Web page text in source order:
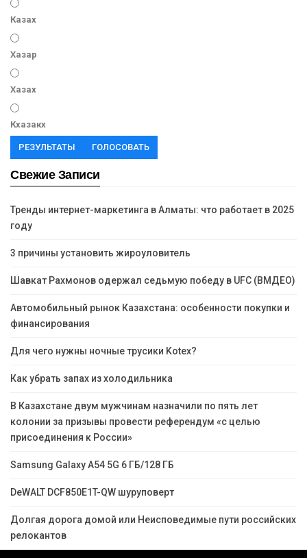
Казах
Хазар
Хазах
Кхазакх
РЕЗУЛЬТАТЫ ГОЛОСОВАТЬ
Свежие Записи
Тренды интернет-маркетинга в Алматы: что работает в 2025
году
3 причины установить жироуловитель
Шавкат Рахмонов одержал седьмую победу в UFC (ВМДЕО)
Автомобильный рынок Казахстана: особенности покупки и
финансирования
Для чего нужны ночные трусики Kotex?
Как убрать запах из холодильника
В Казахстане двум мужчинам назначили по пять лет
колонии за призывы провести референдум «с целью
присоединения к России»
Samsung Galaxy A54 5G 6 ГБ/128 ГБ
DeWALT DCF850E1T-QW шуруповерт
Долгая дорога домой или Неисповедимые пути российских
релокантов